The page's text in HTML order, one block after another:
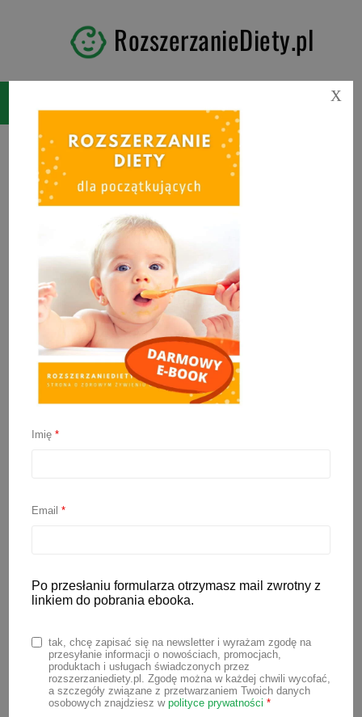
RozszerzanieDiety.pl
Dieta matki karmiącej –
fakty i mity
profilaktycznie diety eliminacyjne, czy
specjalne diety dla kobiet karmiących
piersią, nie przynoszą niczego dobrego, a
wręcz szkodzą zarówno mamie, jak i
dziecku. Dlatego w poniższym artykule
opowiem Ci, jak powinna wyglądać
Imię*
Email*
Po przesłaniu formularza otrzymasz mail zwrotny z
linkiem do pobrania ebooka.
tak, chcę zapisać się na newsletter i wyrażam zgodę na
przesyłanie informacji o nowościach, promocjach,
produktach i usługach świadczonych przez
rozszerzaniediety.pl. Zgodę można w każdej chwili wycofać,
a szczegóły związane z przetwarzaniem Twoich danych
osobowych znajdziesz w polityce prywatności *
X